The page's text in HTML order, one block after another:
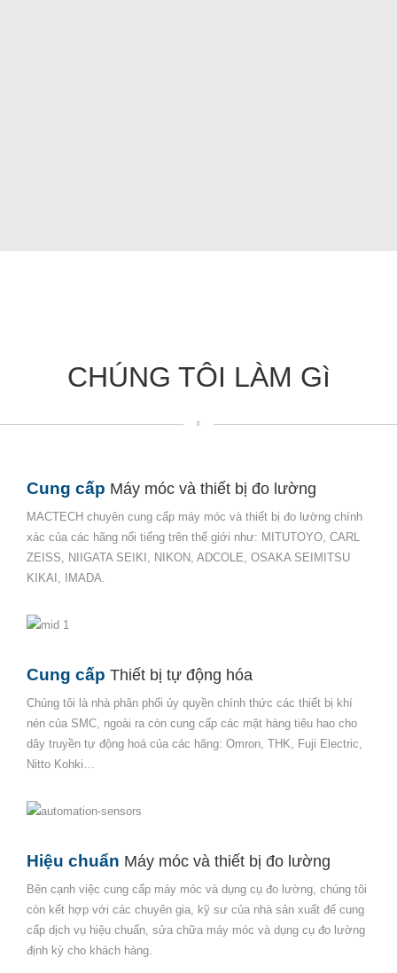
CHÚNG TÔI LÀM Gì
Cung cấp Máy móc và thiết bị đo lường
MACTECH chuyên cung cấp máy móc và thiết bị đo lường chính
xác của các hãng nổi tiếng trên thế giới như: MITUTOYO, CARL
ZEISS, NIIGATA SEIKI, NIKON, ADCOLE, OSAKA SEIMITSU
KIKAI, IMADA.
Cung cấp Thiết bị tự động hóa
Chúng tôi là nhà phân phối ủy quyền chính thức các thiết bị khí
nén của SMC, ngoài ra còn cung cấp các mặt hàng tiêu hao cho
dây truyền tự động hoá của các hãng: Omron, THK, Fuji Electric,
Nitto Kohki…
Hiệu chuẩn Máy móc và thiết bị đo lường
Bên cạnh việc cung cấp máy móc và dụng cụ đo lường, chúng tôi
còn kết hợp với các chuyên gia, kỹ sư của nhà sản xuất để cung
cấp dịch vụ hiệu chuẩn, sửa chữa máy móc và dụng cụ đo lường
định kỳ cho khách hàng.